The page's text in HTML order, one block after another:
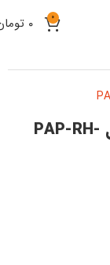
۰ ۰
دریل بتن کن سه کاره پی ای پی مدل PAP-RH-